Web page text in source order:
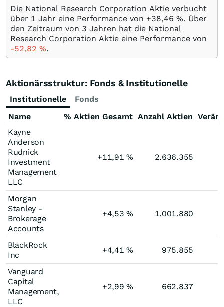
Die National Research Corporation Aktie verbucht
über 1 Jahr eine Performance von +38,46 %. Über
den Zeitraum von 3 Jahren hat die National
Research Corporation Aktie eine Performance von
-52,82 %.
Aktionärsstruktur: Fonds & Institutionelle
Institutionelle
Fonds
Name
% Aktien Gesamt Anzahl Aktien
Kayne
Anderson
Rudnick
Investment
Management
LLC
+11,91% 2.636.355
Morgan
Stanley -
Brokerage
Accounts
+4,53% 1.001.880
BlackRock
Inc
+4,41% 975.855
Vanguard
Capital
Management,
LLC
+2,99% 662.837